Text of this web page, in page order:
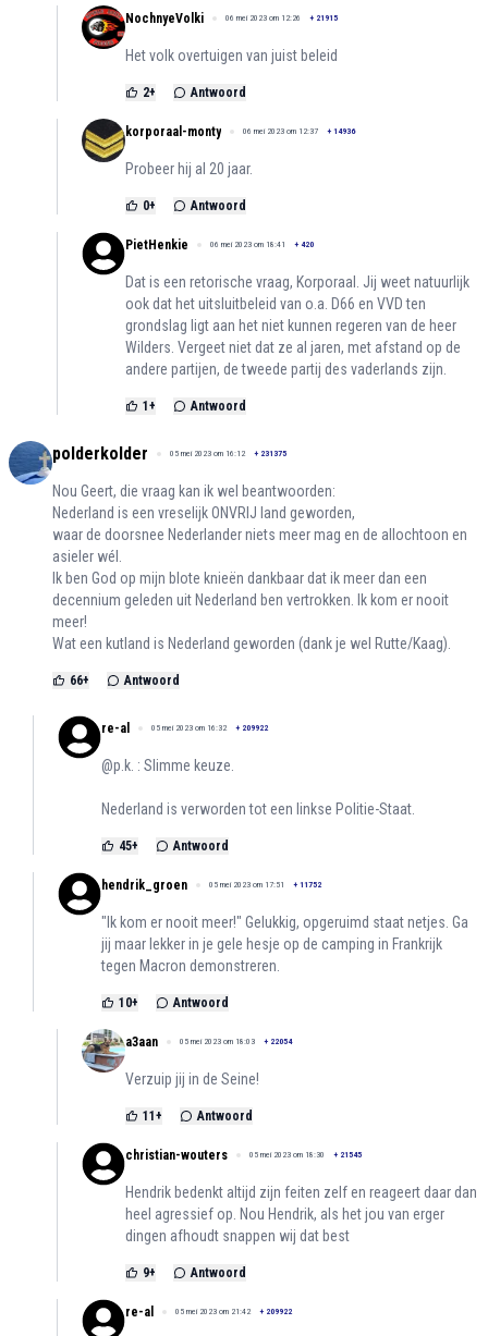
NochnyeVolki 06 mei 2023 om 12:26 + 21915
Het volk overtuigen van juist beleid
2+ Antwoord
korporaal-monty 06 mei 2023 om 12:37 + 14936
Probeer hij al 20 jaar.
0+ Antwoord
PietHenkie 06 mei 2023 om 18:41 + 420
Dat is een retorische vraag, Korporaal. Jij weet natuurlijk
ook dat het uitsluitbeleid van o.a. D66 en VVD ten
grondslag ligt aan het niet kunnen regeren van de heer
Wilders. Vergeet niet dat ze al jaren, met afstand op de
andere partijen, de tweede partij des vaderlands zijn.
1 + Antwoord
polderkolder 05 mei 2023 om 16:12 + 231375
Nou Geert, die vraag kan ik wel beantwoorden:
Nederland is een vreselijk ONVRIJ land geworden,
waar de doorsnee Nederlander niets meer mag en de allochtoon en
asieler wél.
Ik ben God op mijn blote knieën dankbaar dat ik meer dan een
decennium geleden uit Nederland ben vertrokken. Ik kom er nooit
meer!
Wat een kutland is Nederland geworden (dank je wel Rutte/Kaag).
66+ Antwoord
re-al 05 mei 2023 om 16:32 + 209922
@p.k. : Slimme keuze.
Nederland is verworden tot een linkse Politie-Staat.
45+ Antwoord
hendrik_groen 05 mei 2023 om 17:51 + 11752
"Ik kom er nooit meer!" Gelukkig, opgeruimd staat netjes. Ga
jij maar lekker in je gele hesje op de camping in Frankrijk
tegen Macron demonstreren.
10+ Antwoord
a3aan 05 mei 2023 om 18:03 + 22054
Verzuip jij in de Seine!
11 + Antwoord
christian-wouters 05 mei 2023 om 18:30 + 21545
Hendrik bedenkt altijd zijn feiten zelf en reageert daar dan
heel agressief op. Nou Hendrik, als het jou van erger
dingen afhoudt snappen wij dat best
9+ Antwoord
re-al 05 mei 2023 om 21:42 + 209922